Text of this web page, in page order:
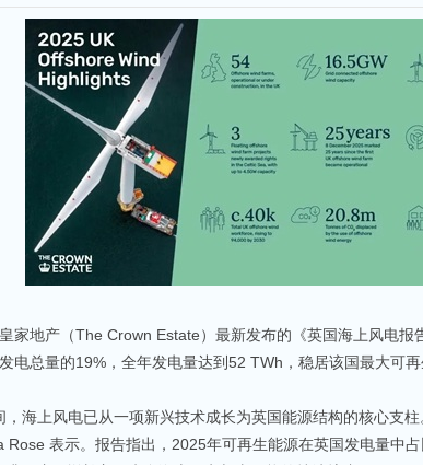
家地产（The Crown Estate）最新发布的《英国海上风电报
电总量的19%，全年发电量达到52 TWh，稳居该国最大可再
，海上风电已从一项新兴技术成长为英国能源结构的核心支
Rose 表示。报告指出，2025年可再生能源在英国发电量中